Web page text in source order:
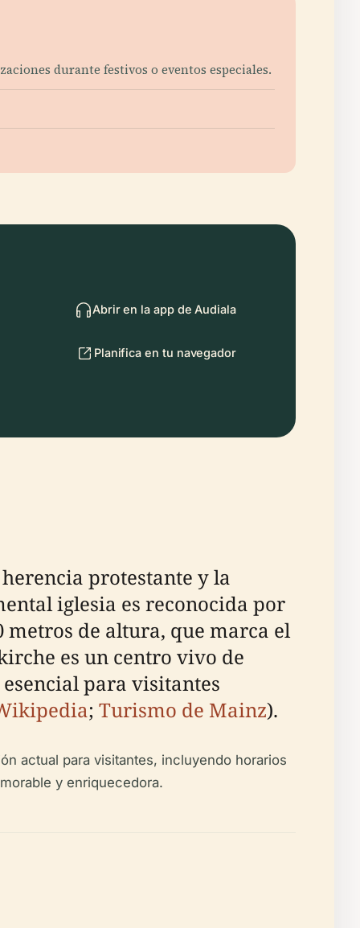
durante festivos o eventos especiales.
Abrir en la app de Audiala
Planifica en tu navegador
protestante y la
iglesia es reconocida por
de altura, que marca el
es un centro vivo de
para visitantes
; Turismo de Mainz).
actual para visitantes, incluyendo horarios
y enriquecedora.